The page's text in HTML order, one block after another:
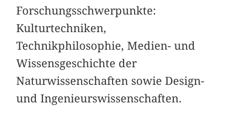
Forschungsschwerpunkte:
Kulturtechniken,
Technikphilosophie, Medien- und
Wissensgeschichte der
Naturwissenschaften sowie Design-
und Ingenieurswissenschaften.